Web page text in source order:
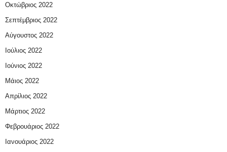
Οκτώβριος 2022
Σεπτέμβριος 2022
Αύγουστος 2022
Ιούλιος 2022
Ιούνιος 2022
Μάιος 2022
Απρίλιος 2022
Μάρτιος 2022
Φεβρουάριος 2022
Ιανουάριος 2022